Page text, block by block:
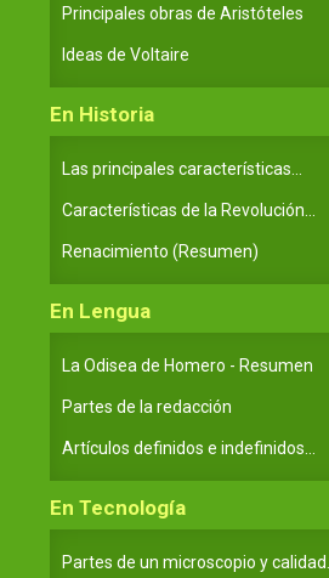
Principales obras de Aristóteles
Ideas de Voltaire
En Historia
Las principales características...
Características de la Revolución...
Renacimiento (Resumen)
En Lengua
La Odisea de Homero - Resumen
Partes de la redacción
Artículos definidos e indefinidos...
En Tecnología
Partes de un microscopio y calidad...